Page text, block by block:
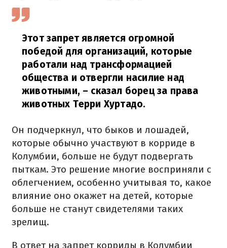
Этот запрет является огромной
победой для организаций, которые
работали над трансформацией
общества и отвергли насилие над
животными, – сказал борец за права
животных Терри Хуртадо.
Он подчеркнул, что быков и лошадей,
которые обычно участвуют в корриде в
Колумбии, больше не будут подвергать
пыткам. Это решение многие восприняли с
облегчением, особенно учитывая то, какое
влияние оно окажет на детей, которые
больше не станут свидетелями таких
зрелищ.
В ответ на запрет корриды в Колумбии